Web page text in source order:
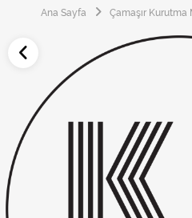
Çamaşır
Elektrikli
Elektrikli
Fan
Ana Sayfa Çamaşır Kurutma